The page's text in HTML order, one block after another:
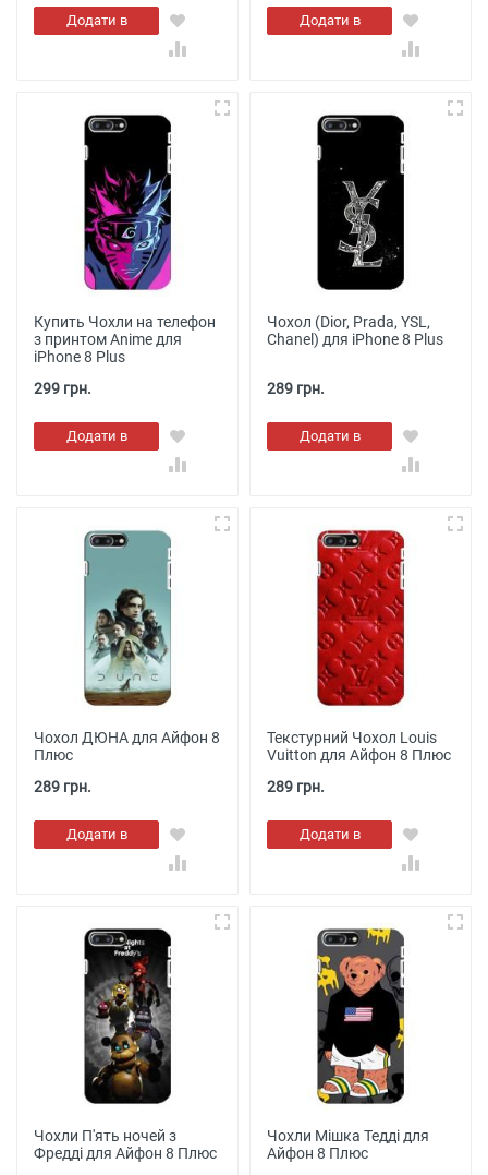
Додати в
кошик
Додати в
кошик
Купить Чохли на телефон
з принтом Anime для
iPhone 8 Plus
299 грн.
Додати в
кошик
Чохол (Dior, Prada, YSL,
Chanel) для iPhone 8 Plus
289 грн.
Додати в
кошик
Чохол ДЮНА для Айфон 8
Плюс
289 грн.
Додати в
кошик
Текстурний Чохол Louis
Vuitton для Айфон 8 Плюс
289 грн.
Додати в
кошик
Чохли П'ять ночей з
Фредді для Айфон 8 Плюс
Чохли Мішка Тедді для
Айфон 8 Плюс